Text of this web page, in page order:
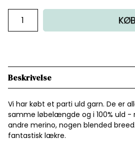
Beskrivelse
Vi har købt et parti uld garn. De er
samme løbelængde og i 100% uld -
andre merino, nogen blended
fantastisk lækre.